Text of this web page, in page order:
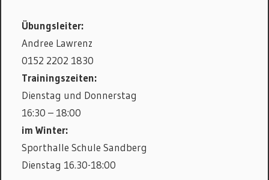
Übungsleiter:
Andree Lawrenz
0152 2202 1830
Trainingszeiten:
Dienstag und Donnerstag
16:30 – 18:00
im Winter:
Sporthalle Schule Sandberg
Dienstag 16.30-18:00